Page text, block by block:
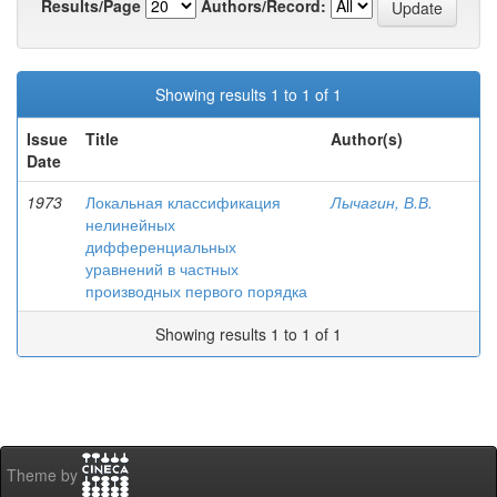
Results/Page
Authors/Record:
Showing results 1 to 1 of 1
Issue
Date
Title Author(s)
1973
Локальная классификация
нелинейных
дифференциальных
уравнений в частных
производных первого порядка
Лычагин, В.В.
Showing results 1 to 1 of 1
Theme by